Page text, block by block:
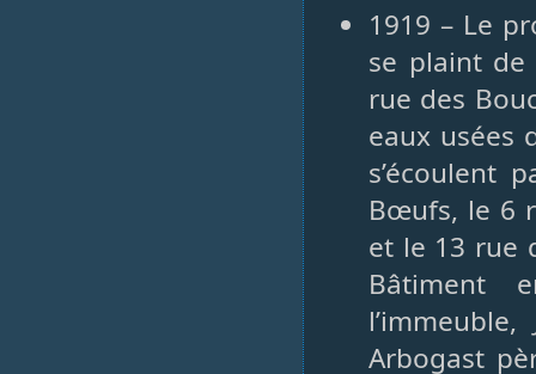
1919 – Le
se plaint de
rue des
eaux usées
s’écoulent
Bœufs, le 6
et le 13 rue
Bâtiment
Arbogast